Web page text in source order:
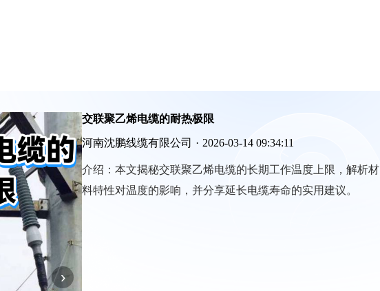
›
交联聚乙烯电缆的耐热极限
河南沈鹏线缆有限公司 · 2026-03-14 09:34:11
介绍： 本文揭秘交联聚乙烯电缆的长期工作温度上限，解析材
料特性对温度的影响，并分享延长电缆寿命的实用建议。